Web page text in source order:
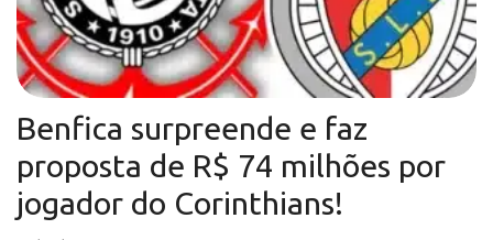
Benfica surpreende e faz
proposta de R$ 74 milhões por
jogador do Corinthians!